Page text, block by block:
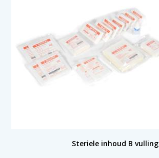
Steriele inhoud B vulling